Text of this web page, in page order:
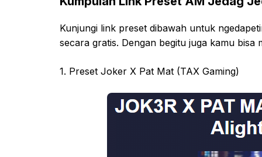
Kunjungi link preset dibawah untuk
secara gratis. Dengan begitu juga kamu bisa
1. Preset Joker X Pat Mat (TAX Gaming)